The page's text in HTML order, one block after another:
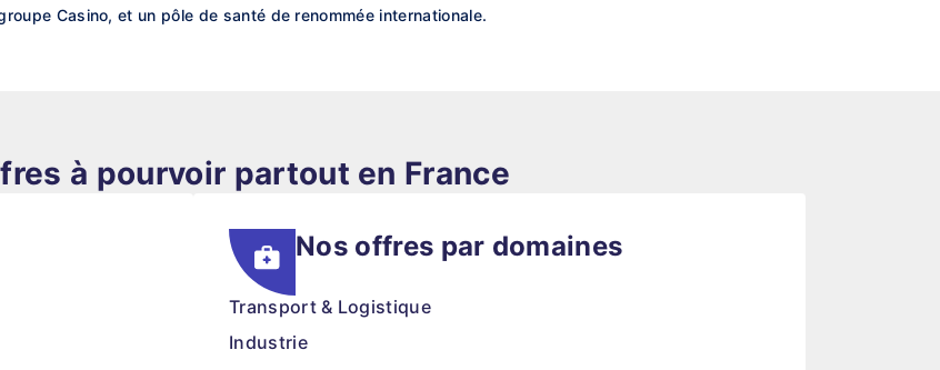
Casino, et un pôle de santé de renommée internationale.
à pourvoir partout en France
Nos offres par domaines
Transport & Logistique
Industrie